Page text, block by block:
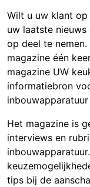
Wilt u uw klant
uw laatste
op deel te
magazine één
magazine UW
informatiebron
Het magazine is
interviews en
tips bij de